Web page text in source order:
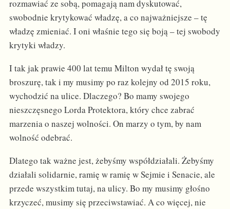
rozmawiać ze sobą, pomagają nam dyskutować,
swobodnie krytykować władzę, a co najważniejsze – tę
władzę zmieniać. I oni właśnie tego się boją – tej swobody
krytyki władzy.
I tak jak prawie 400 lat temu Milton wydał tę swoją
broszurę, tak i my musimy po raz kolejny od 2015 roku,
wychodzić na ulice. Dlaczego? Bo mamy swojego
nieszczęsnego Lorda Protektora, który chce zabrać
marzenia o naszej wolności. On marzy o tym, by nam
wolność odebrać.
Dlatego tak ważne jest, żebyśmy współdziałali. Żebyśmy
działali solidarnie, ramię w ramię w Sejmie i Senacie, ale
przede wszystkim tutaj, na ulicy. Bo my musimy głośno
krzyczeć, musimy się przeciwstawiać. A co więcej, nie